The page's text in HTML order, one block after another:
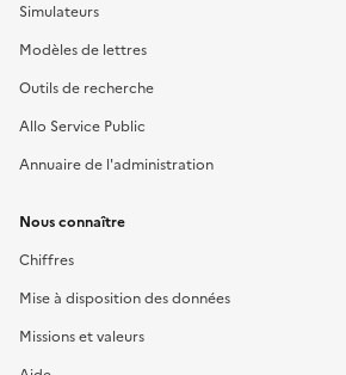
Simulateurs
Modèles de lettres
Outils de recherche
Allo Service Public
Annuaire de l'administration
Nous connaître
Chiffres
Mise à disposition des données
Missions et valeurs